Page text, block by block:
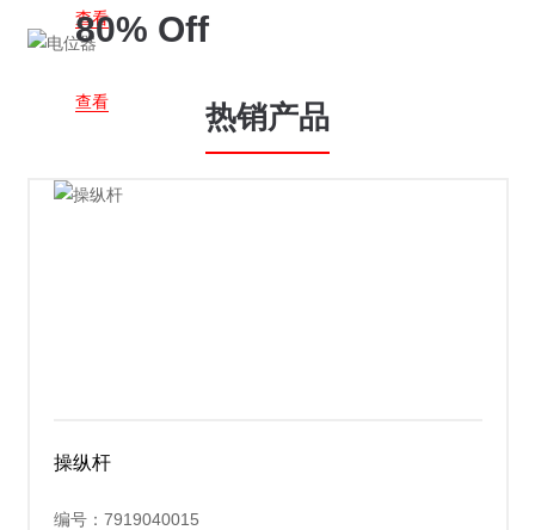
查看
80% Off
查看 热销产品
操纵杆
编号：7919040015